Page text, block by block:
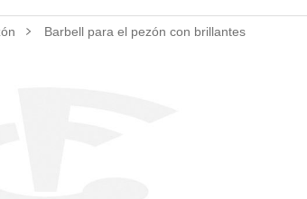
Barbell para el pezón con brillantes